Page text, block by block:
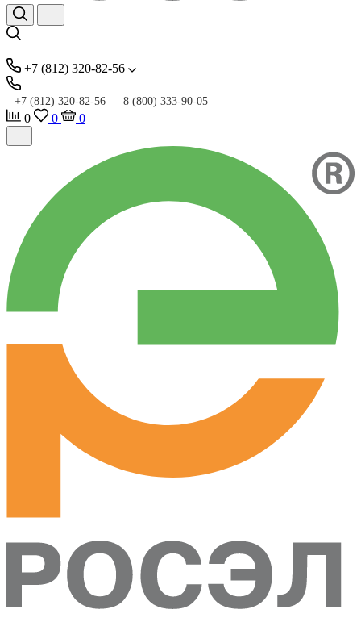
+7 (812) 320-82-56
+7 (812) 320-82-56 8 (800) 333-90-05
0 0 0